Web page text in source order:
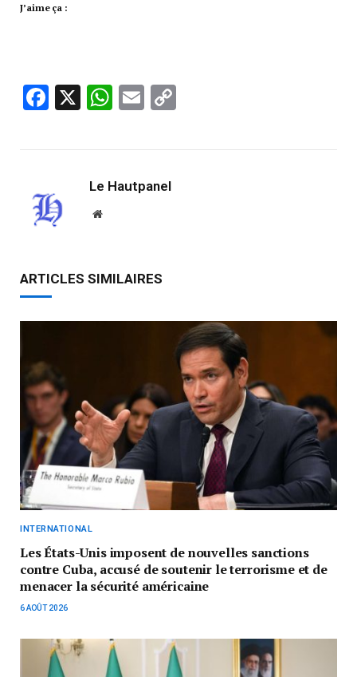
J’aime ça :
Facebook
X WhatsApp
Email
Le Hautpanel
Website
ARTICLES SIMILAIRES
INTERNATIONAL
Les États-Unis imposent de nouvelles sanctions
contre Cuba, accusé de soutenir le terrorisme et de
menacer la sécurité américaine
6 AOÛT 2026